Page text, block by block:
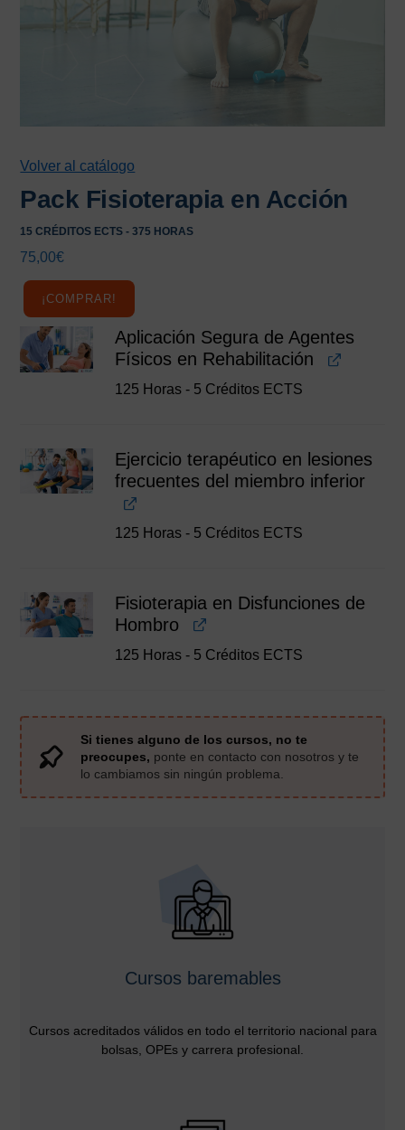
Volver al catálogo
Pack Fisioterapia en Acción
15 CRÉDITOS ECTS - 375 HORAS
75,00€
Aplicación Segura de Agentes
Físicos en Rehabilitación
125 Horas - 5 Créditos ECTS
Ejercicio terapéutico en lesiones
frecuentes del miembro inferior
125 Horas - 5 Créditos ECTS
Fisioterapia en Disfunciones de
Hombro
125 Horas - 5 Créditos ECTS
¡COMPRAR!
Si tienes alguno de los cursos, no te
preocupes, ponte en contacto con nosotros y te
lo cambiamos sin ningún problema.
Cursos baremables
Cursos acreditados válidos en todo el territorio nacional para
bolsas, OPEs y carrera profesional.